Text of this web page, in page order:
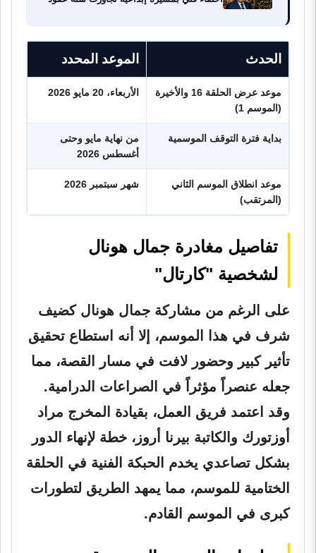
الحدث الموعد المحدد
موعد عرض الحلقة 16 والأخيرة
(الموسم 1)
الأربعاء، 20 مايو 2026
بداية فترة التوقف الموسمية
من نهاية مايو وحتى
أغسطس 2026
موعد انطلاق الموسم الثاني
(المرتقب)
شهر سبتمبر 2026
تفاصيل مغادرة جمال هونال
لشخصية "كارتال"
على الرغم من مشاركة جمال هونال كضيف
شرف في هذا الموسم، إلا أنه استطاع تحقيق
تأثير كبير وحضور لافت في مسار القصة، مما
جعله عنصراً مؤثراً في الصراعات الدرامية.
وقد اعتمد فريق العمل، بقيادة المخرج مراد
أوزتورك والكاتبة بيرنا أروز، خطة لإنهاء الدور
بشكل تصاعدي يخدم الحبكة الفنية في الحلقة
الختامية للموسم، مما يمهد الطريق لتطورات
كبرى في الموسم القادم.